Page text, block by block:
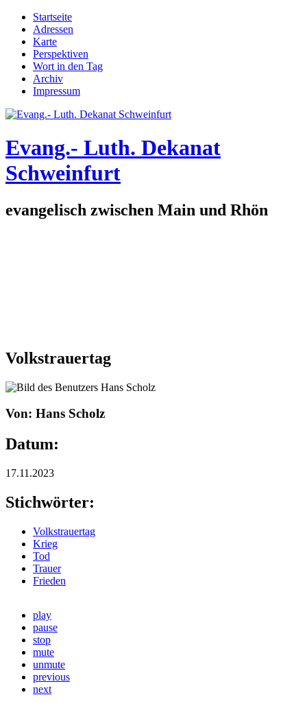
Direkt zum Inhalt
Hauptmenü
Startseite
Adressen
Karte
Perspektiven
Wort in den Tag
Archiv
Impressum
Evang.- Luth. Dekanat
Schweinfurt
evangelisch zwischen Main und Rhön
Volkstrauertag
Von: Hans Scholz
Datum:
17.11.2023
Stichwörter:
Volkstrauertag
Krieg
Tod
Trauer
Frieden
play
pause
stop
mute
unmute
previous
next